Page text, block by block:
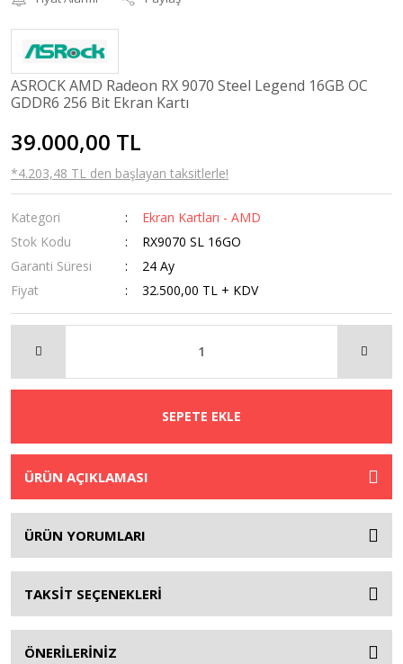
ASROCK AMD Radeon RX 9070 Steel Legend 16GB OC
GDDR6 256 Bit Ekran Kartı
39.000,00 TL
*4.203,48 TL den başlayan taksitlerle!
Kategori
Ekran Kartları - AMD
Stok Kodu
RX9070 SL 16GO
Garanti Süresi
24 Ay
Fiyat
32.500,00 TL + KDV
SEPETE EKLE
ÜRÜN AÇIKLAMASI
ÜRÜN YORUMLARI
TAKSİT SEÇENEKLERİ
ÖNERİLERİNİZ